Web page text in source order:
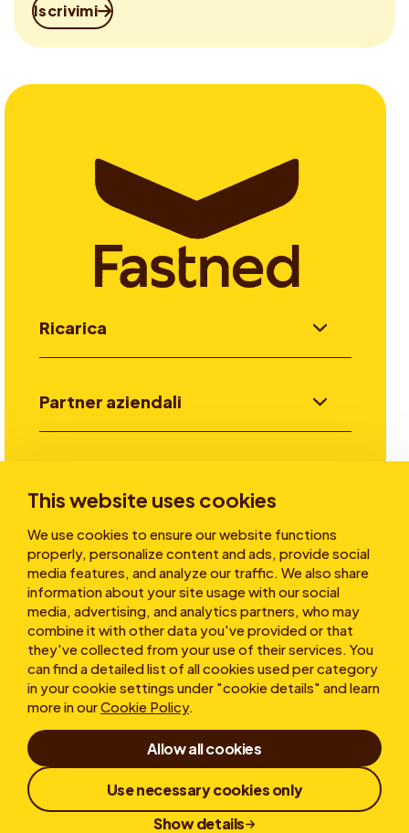
This website uses cookies
We use cookies to ensure our website functions
properly, personalize content and ads, provide social
media features, and analyze our traffic. We also share
information about your site usage with our social
media, advertising, and analytics partners, who may
combine it with other data you've provided or that
they've collected from your use of their services. You
can find a detailed list of all cookies used per category
in your cookie settings under "cookie details" and learn
more in ourCookie Policy.
Allow all cookies
Use necessary cookies only
Show details
Iscrivimi
Ricarica
Partner aziendali
Storie
Chi siamo
Condizioni d'uso
Dichiarazione sulla privacy
CookiesWhistleblowerResponsible Disclosure